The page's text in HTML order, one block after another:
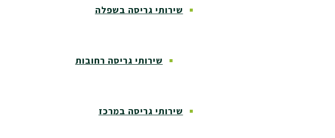
שירותי גריסה בשפלה
שירותי גריסה רחובות
שירותי גריסה במרכז